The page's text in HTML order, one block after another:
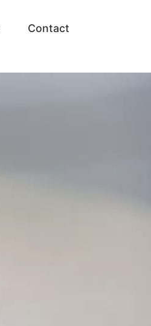
Contact